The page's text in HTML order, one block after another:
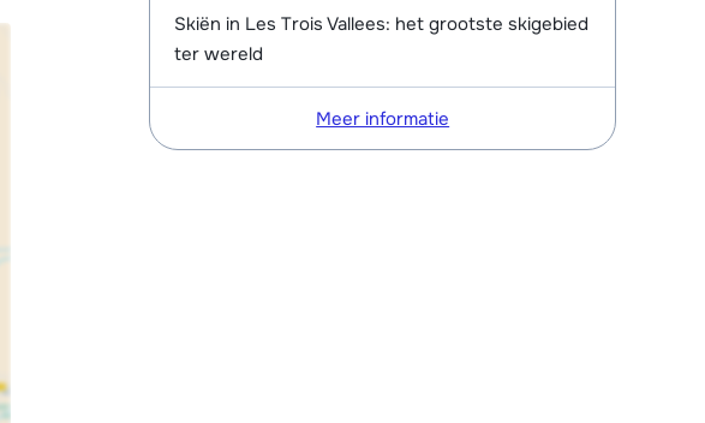
Skiën in Les Trois Vallees: het grootste skigebied
ter wereld
Meer informatie